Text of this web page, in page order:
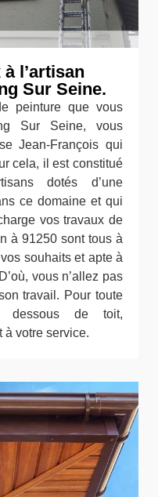
l’artisan
Sur Seine.
peinture que vous
Sur Seine, vous
Jean-François qui
cela, il est constitué
dotés d’une
ce domaine et qui
vos travaux de
à 91250 sont tous à
souhaits et apte à
vous n’allez pas
travail. Pour toute
dessous de toit,
à votre service.